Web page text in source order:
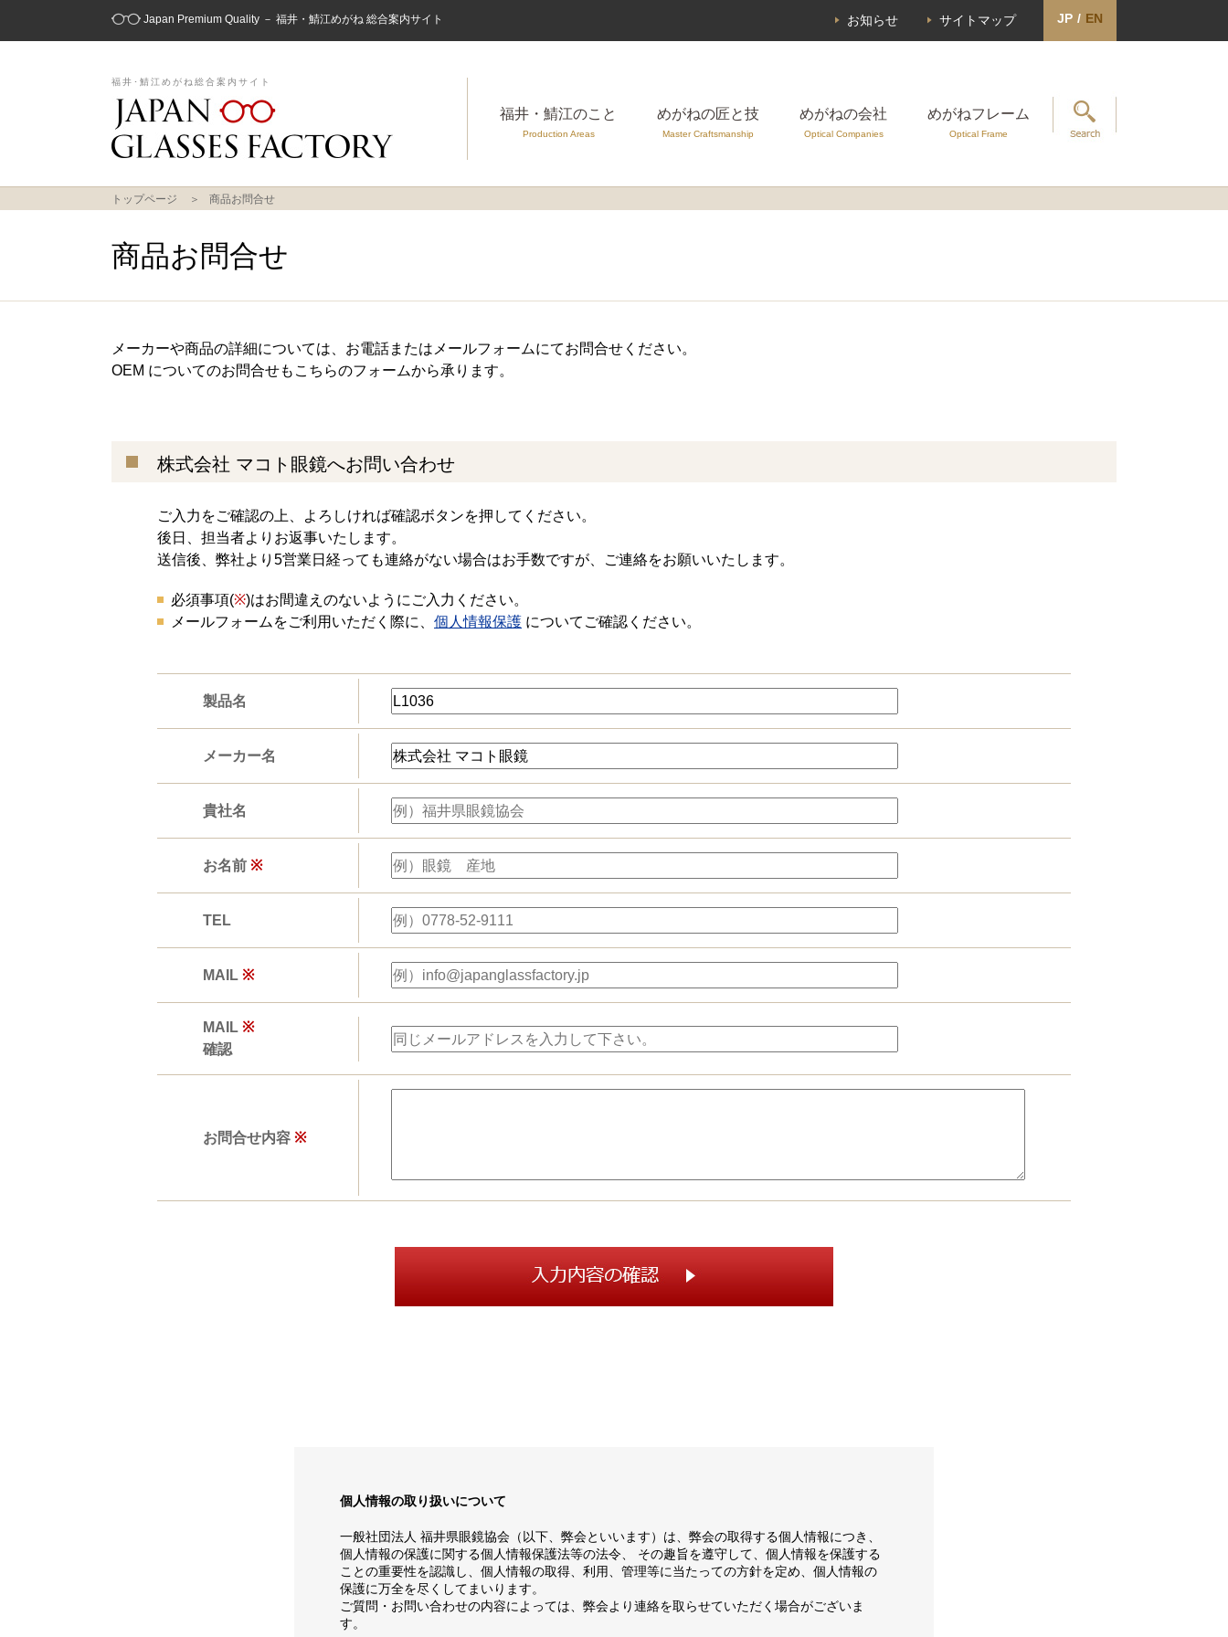
Japan Premium Quality － 福井・鯖江めがね 総合案内サイト お知らせ サイトマップ JP / EN
福井･鯖江めがね総合案内サイト
福井・鯖江のこと
Production Areas
めがねの匠と技
Master Craftsmanship
めがねの会社
Optical Companies
めがねフレーム
Optical Frame
トップページ 商品お問合せ
商品お問合せ
メーカーや商品の詳細については、お電話またはメールフォームにてお問合せください。
OEM についてのお問合せもこちらのフォームから承ります。
株式会社 マコト眼鏡へお問い合わせ
ご入力をご確認の上、よろしければ確認ボタンを押してください。
後日、担当者よりお返事いたします。
送信後、弊社より5営業日経っても連絡がない場合はお手数ですが、ご連絡をお願いいたします。
必須事項(※)はお間違えのないようにご入力ください。
メールフォームをご利用いただく際に、 個人情報保護 についてご確認ください。
製品名
メーカー名
貴社名
お名前 ※
TEL
MAIL ※
MAIL ※
確認
お問合せ内容 ※
個人情報の取り扱いについて
一般社団法人 福井県眼鏡協会（以下、弊会といいます）は、弊会の取得する個人情報につき、
個人情報の保護に関する個人情報保護法等の法令、 その趣旨を遵守して、個人情報を保護する
ことの重要性を認識し、個人情報の取得、利用、管理等に当たっての方針を定め、個人情報の
保護に万全を尽くしてまいります。
ご質問・お問い合わせの内容によっては、弊会より連絡を取らせていただく場合がございま
す。